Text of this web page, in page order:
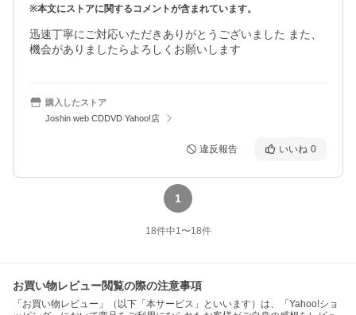
※本文にストアに関するコメントが含まれています。
迅速丁寧にご対応いただきありがとうございました また、
機会がありましたらよろしくお願いします
購入したストア
Joshin web CDDVD Yahoo!店
違反報告 いいね 0
1
18件中1〜18件
お買い物レビュー閲覧の際の注意事項
「お買い物レビュー」（以下「本サービス」といいます）は、「Yahoo!ショ